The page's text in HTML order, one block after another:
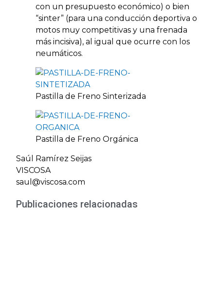
con un presupuesto económico) o bien
“sinter” (para una conducción deportiva o
motos muy competitivas y una frenada
más incisiva), al igual que ocurre con los
neumáticos.
Pastilla de Freno Sinterizada
Pastilla de Freno Orgánica
Saúl Ramírez Seijas
VISCOSA
saul@viscosa.com
Publicaciones relacionadas